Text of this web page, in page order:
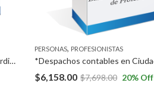
*Arquitectos o ingenieros civiles * Coordinadores de Recursos Humanos y/o Coordinadores de capacitación en empresas *Supervisores operativos,
PERSONAS, PROFESIONISTAS
$6,158.00 $7,698.00 20% Off